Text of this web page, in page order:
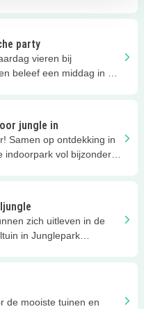
party
vieren bij
beleef een middag in de
jungle in
Samen op ontdekking in
indoorpark vol bijzondere
zich uitleven in de
in Junglepark
de mooiste tuinen en